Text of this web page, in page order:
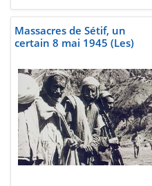
Massacres de Sétif, un
certain 8 mai 1945 (Les)